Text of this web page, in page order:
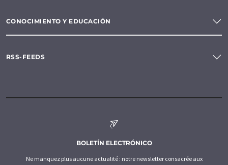
CONOCIMIENTO Y EDUCACIÓN
RSS-FEEDS
BOLETÍN ELECTRÓNICO
Ne manquez plus aucune actualité : notre newsletter consacrée aux